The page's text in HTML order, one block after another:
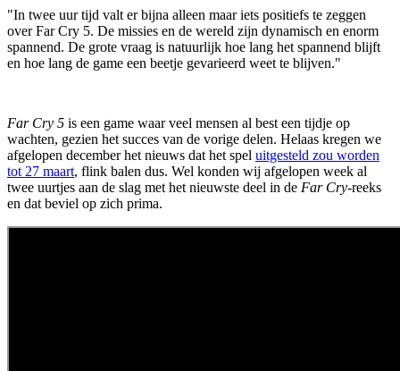
"In twee uur tijd valt er bijna alleen maar iets positiefs te zeggen
over Far Cry 5. De missies en de wereld zijn dynamisch en enorm
spannend. De grote vraag is natuurlijk hoe lang het spannend blijft
en hoe lang de game een beetje gevarieerd weet te blijven."
Far Cry 5 is een game waar veel mensen al best een tijdje op
wachten, gezien het succes van de vorige delen. Helaas kregen we
afgelopen december het nieuws dat het spel uitgesteld zou worden
tot 27 maart, flink balen dus. Wel konden wij afgelopen week al
twee uurtjes aan de slag met het nieuwste deel in de Far Cry-reeks
en dat beviel op zich prima.